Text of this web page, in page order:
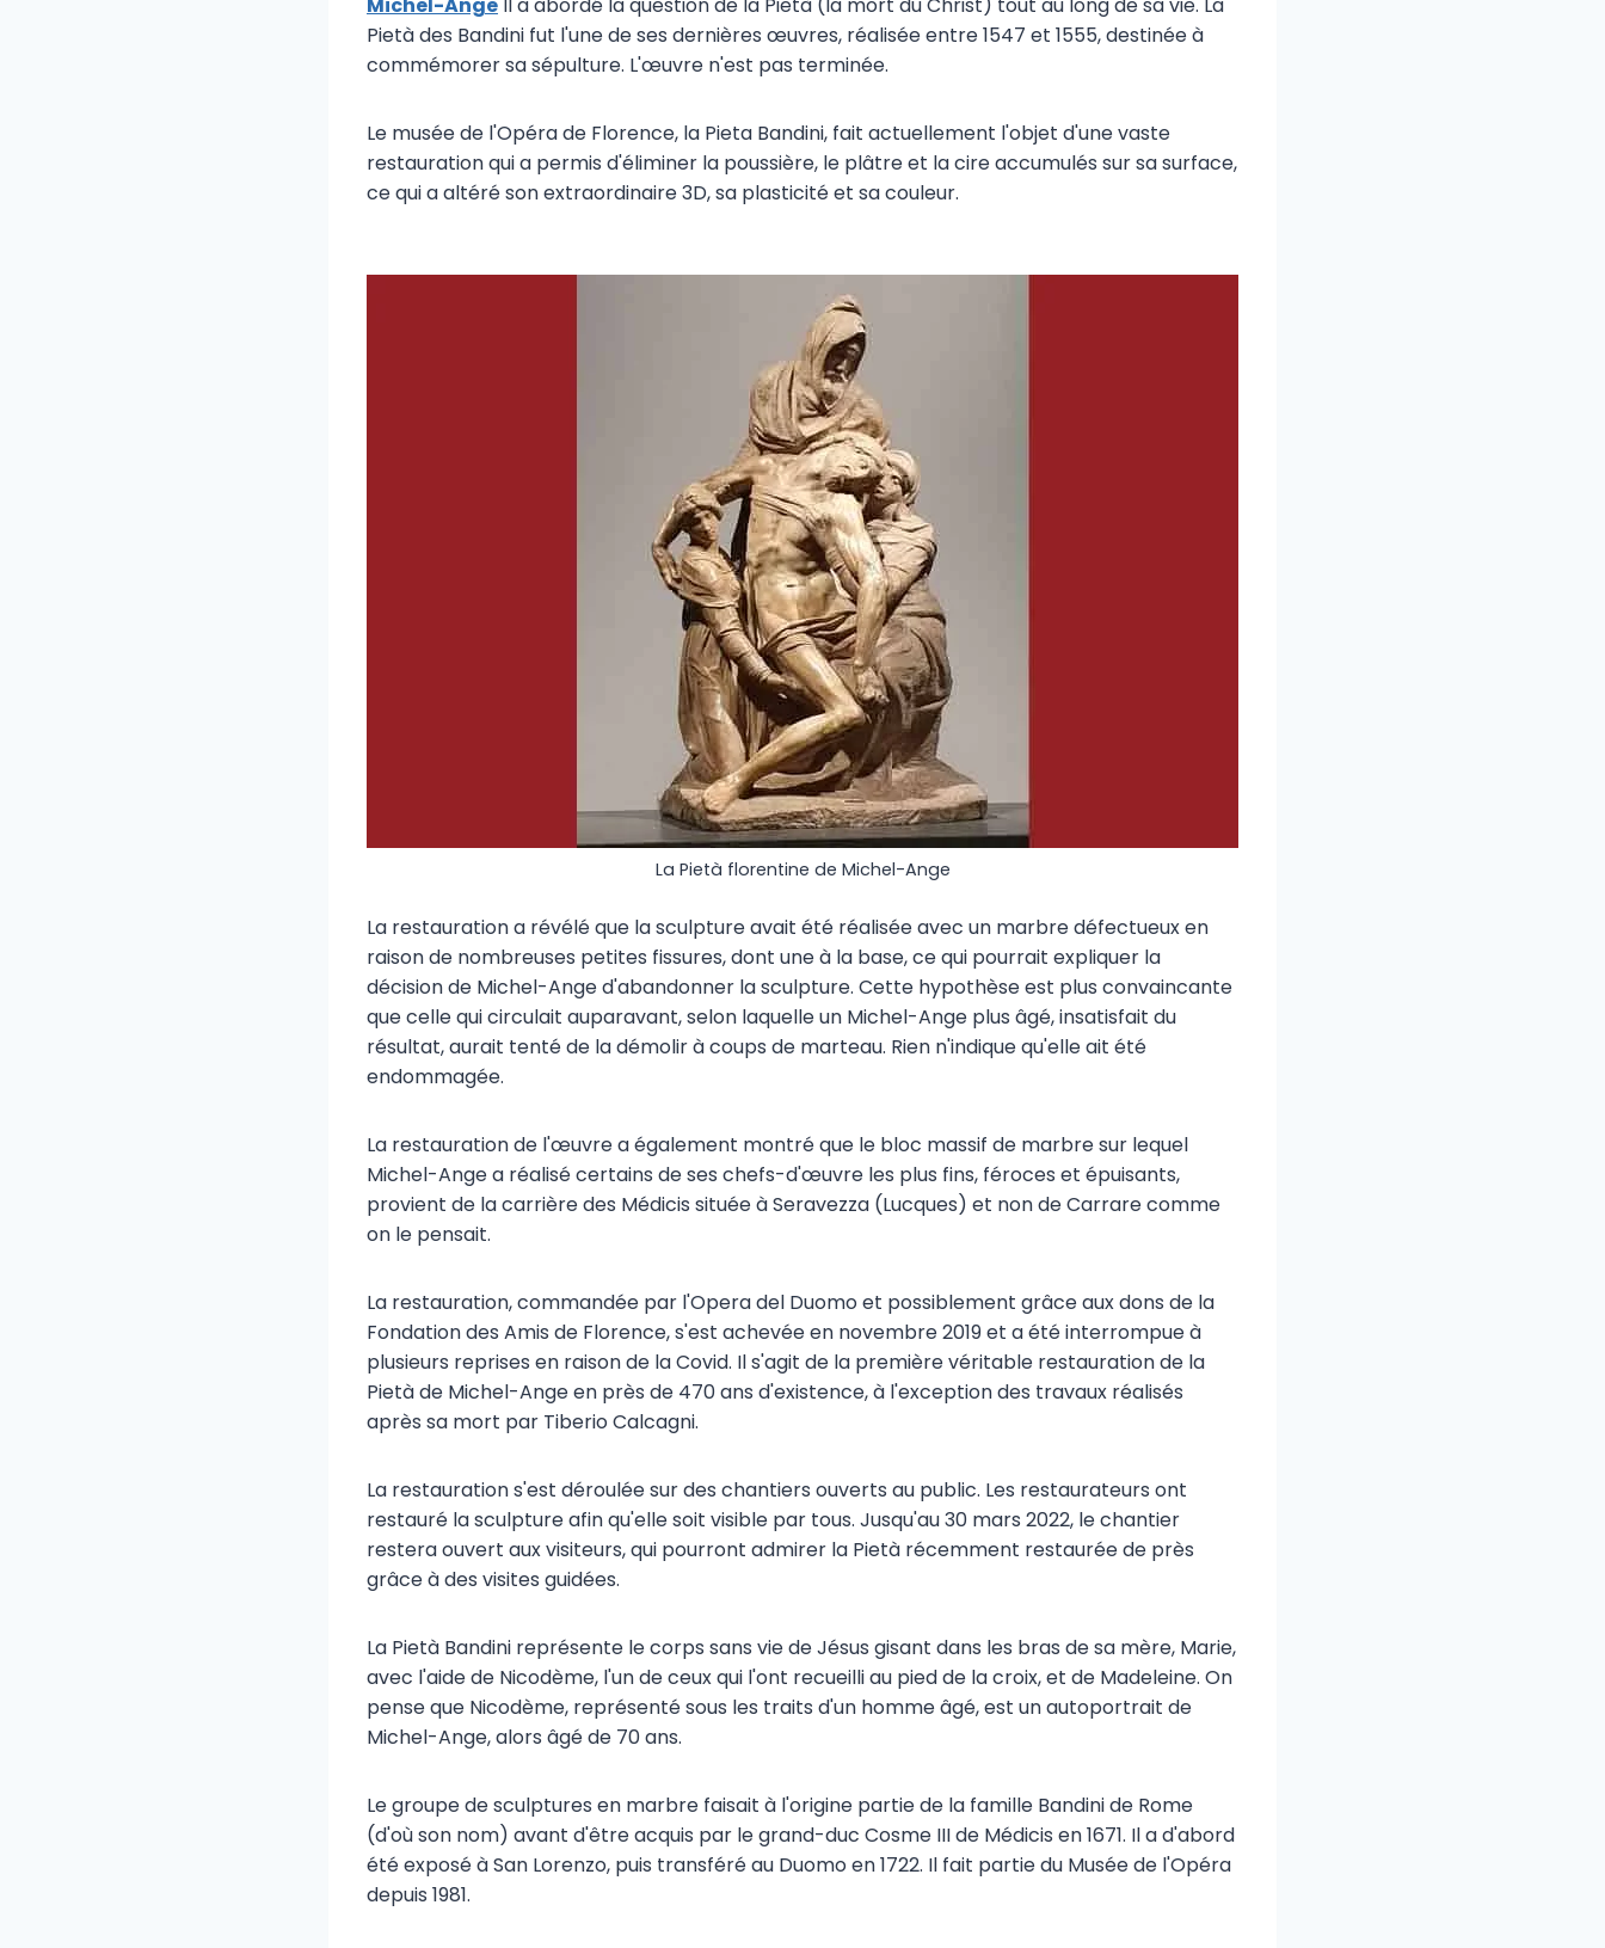
Pietà des Bandini fut l'une de ses dernières œuvres, réalisée entre 1547 et 1555, destinée à
commémorer sa sépulture. L'œuvre n'est pas terminée.
Le musée de l'Opéra de Florence, la Pieta Bandini, fait actuellement l'objet d'une vaste
restauration qui a permis d'éliminer la poussière, le plâtre et la cire accumulés sur sa surface,
ce qui a altéré son extraordinaire 3D, sa plasticité et sa couleur.
La Pietà florentine de Michel-Ange
La restauration a révélé que la sculpture avait été réalisée avec un marbre défectueux en
raison de nombreuses petites fissures, dont une à la base, ce qui pourrait expliquer la
décision de Michel-Ange d'abandonner la sculpture. Cette hypothèse est plus convaincante
que celle qui circulait auparavant, selon laquelle un Michel-Ange plus âgé, insatisfait du
résultat, aurait tenté de la démolir à coups de marteau. Rien n'indique qu'elle ait été
endommagée.
La restauration de l'œuvre a également montré que le bloc massif de marbre sur lequel
Michel-Ange a réalisé certains de ses chefs-d'œuvre les plus fins, féroces et épuisants,
provient de la carrière des Médicis située à Seravezza (Lucques) et non de Carrare comme
on le pensait.
La restauration, commandée par l'Opera del Duomo et possiblement grâce aux dons de la
Fondation des Amis de Florence, s'est achevée en novembre 2019 et a été interrompue à
plusieurs reprises en raison de la Covid. Il s'agit de la première véritable restauration de la
Pietà de Michel-Ange en près de 470 ans d'existence, à l'exception des travaux réalisés
après sa mort par Tiberio Calcagni.
La restauration s'est déroulée sur des chantiers ouverts au public. Les restaurateurs ont
restauré la sculpture afin qu'elle soit visible par tous. Jusqu'au 30 mars 2022, le chantier
restera ouvert aux visiteurs, qui pourront admirer la Pietà récemment restaurée de près
grâce à des visites guidées.
La Pietà Bandini représente le corps sans vie de Jésus gisant dans les bras de sa mère, Marie,
avec l'aide de Nicodème, l'un de ceux qui l'ont recueilli au pied de la croix, et de Madeleine. On
pense que Nicodème, représenté sous les traits d'un homme âgé, est un autoportrait de
Michel-Ange, alors âgé de 70 ans.
Le groupe de sculptures en marbre faisait à l'origine partie de la famille Bandini de Rome
(d'où son nom) avant d'être acquis par le grand-duc Cosme III de Médicis en 1671. Il a d'abord
été exposé à San Lorenzo, puis transféré au Duomo en 1722. Il fait partie du Musée de l'Opéra
depuis 1981.